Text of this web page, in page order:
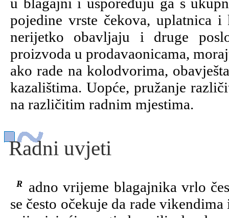
pojedine vrste čekova, uplatnica
nerijetko obavljaju i druge
proizvoda u prodavaonicama,
ako rade na kolodvorima,
kazalištima. Uopće, pružanje
na različitim radnim mjestima.
Radni uvjeti
Radno vrijeme blagajnika vrlo često ovisi o potrebama poslodavaca. Od njih
se često očekuje da rade